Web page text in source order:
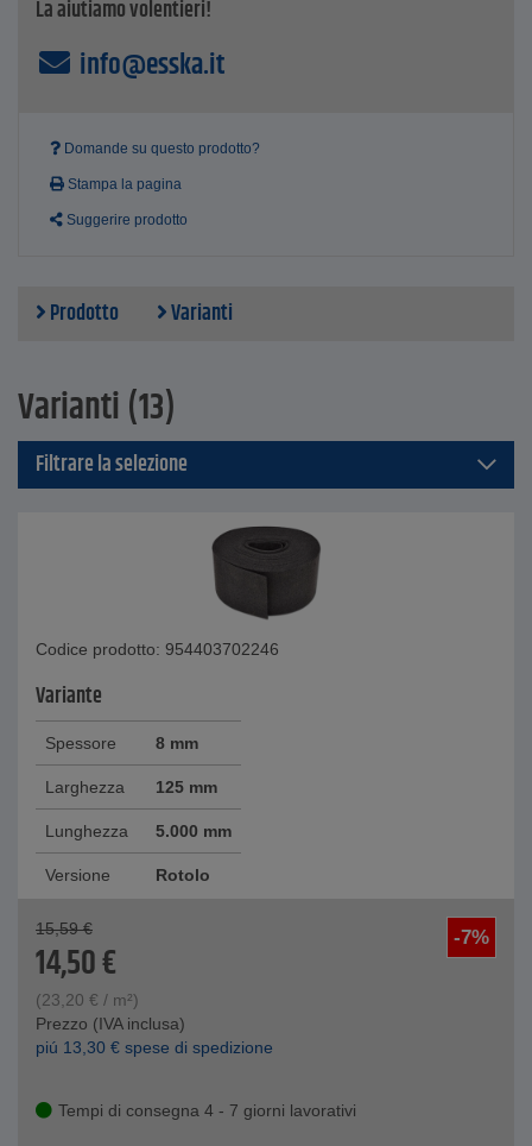
La aiutiamo volentieri!
info@esska.it
Domande su questo prodotto?
Stampa la pagina
Suggerire prodotto
Prodotto Varianti
Varianti (13)
Filtrare la selezione
Codice prodotto: 954403702246
Variante
Spessore 8 mm
Larghezza 125 mm
Lunghezza 5.000 mm
Versione Rotolo
-7%
15,59 €
14,50€
(23,20 € / m²)
Prezzo (IVA inclusa)
piú 13,30 € spese di spedizione
Tempi di consegna 4 - 7 giorni lavorativi